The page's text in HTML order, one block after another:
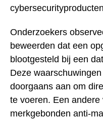
Onderzoekers
beweerden dat een
blootgesteld bij een
Deze
doorgaans aan om
te voeren. Een andere
merkgebonden anti-